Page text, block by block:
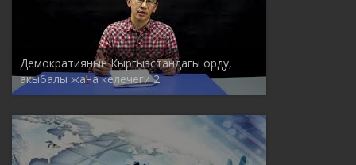
Демократиянын Кыргызстандагы орду,
акыбалы жана келечеги 2